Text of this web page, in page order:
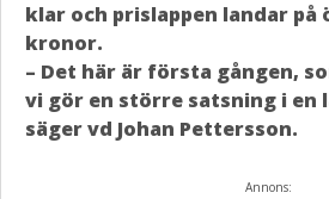
klar och prislappen landar på
kronor.
– Det här är första gången,
vi gör en större satsning i
säger vd Johan Pettersson.
Annons: